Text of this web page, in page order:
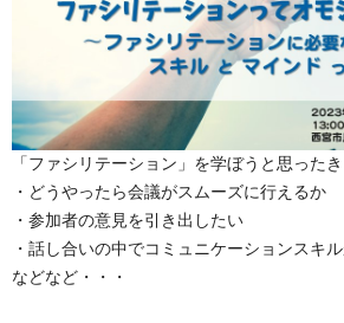
「ファシリテーション」を学ぼうと思った
・どうやったら会議がスムーズに行えるか
・参加者の意見を引き出したい
・話し合いの中でコミュニケーションスキ
などなど・・・